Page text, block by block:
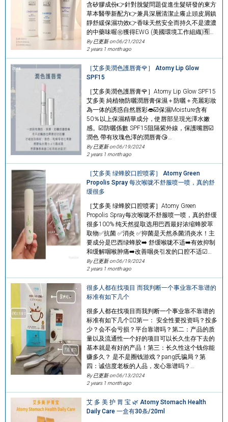
含矽膠成份👉針對脫髮問題促進生髮研發的東方
草本醫學新配方👉兼具深層清潔止癢止頭皮屑鎮
靜舒緩保濕功效👉香味天然安全而持久不是濃濃
的中藥味喔㊗️獲得EWG (美國環境工作組織)🈶…
By 已更新 on06/21/2024
2 years 1 month ago
［艾多美潤色護唇膏🌹］ Atomy Lip Glow
SPF15
［艾多美潤色護唇膏🌹］Atomy Lip Glow SPF15
艾多美 純植物防曬潤唇膏保濕＋防曬＋亮麗彩妝
為一体的誘惑自然唇彩👄☑️保濕Moisture含有
50％以上保濕精華成分，使唇部呈現光澤水嫩
感。☑️防曬係數 SPF15阻隔紫外線，保護嘴唇☑️
潤色 帶有玫瑰色澤的潤唇膏😘…
By 已更新 on06/19/2024
2 years 1 month ago
［艾多美 绿蜂胶口腔喷雾］ Atomy Green
Propolis Spray 每次喉咙不舒服喷一喷，真的舒
缓很多
［艾多美 绿蜂胶口腔喷雾］Atomy Green
Propolis Spray每次喉咙不舒服喷一喷，真的舒缓
很多100% 纯天然提取选用巴西最好浓缩蜂胶萃
取物✅抗菌 ✅消炎 ✅抑菌是天然杀菌消炎水！主
要成分是巴西绿蜂胶➡️ 舒缓喉咙不适➡️有效抑制
和缓解咽喉肿痛➡️改善咽炎引发的口腔不适☑…
By 已更新 on06/19/2024
2 years 1 month ago
很多人都在找项目 而我判断一个事业靠不靠谱的
标准有如下几个
很多人都在找项目而我判断一个事业靠不靠谱的
标准有如下几个👇🏻第一： 安全性要投资吗？投多
少？会不会亏损？平台靠谱吗？第二：产品的质
量以及流通性一个好的项目可以长久生存下去的
基本就是有好的产品！第三：长久性这个钱你能
赚多久？ 是不是圈钱游戏？pang氏骗局？第
四：诚信度老板的人品，发心靠谱吗？…
By 已更新 on06/13/2024
2 years 1 month ago
艾 多 美 护 胃 宝 🌿 Atomy Stomach Health
Daily Care 一盒有30条/20ml